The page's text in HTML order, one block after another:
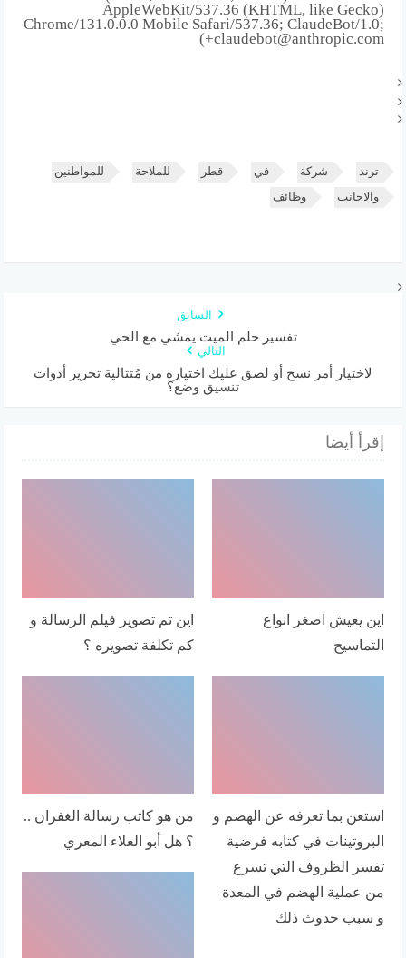
AppleWebKit/537.36 (KHTML, like Gecko)
Chrome/131.0.0.0 Mobile Safari/537.36; ClaudeBot/1.0;
+claudebot@anthropic.com)
ترند شركة في قطر للملاحة للمواطنين
والاجانب وظائف
السابق
تفسير حلم الميت يمشي مع الحي
التالي
لاختيار أمر نسخ أو لصق عليك اختياره من مُتتالية تحرير أدوات
تنسيق وضع؟
إقرأ أيضا
اين يعيش اصغر انواع
التماسيح
اين تم تصوير فيلم الرسالة و
كم تكلفة تصويره ؟
استعن بما تعرفه عن الهضم و
البروتينات في كتابه فرضية
تفسر الظروف التي تسرع
من عملية الهضم في المعدة
و سبب حدوث ذلك
من هو كاتب رسالة الغفران ..
؟ هل أبو العلاء المعري